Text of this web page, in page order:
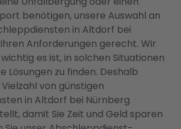
benötigen, unsere Auswahl an
in Altdorf bei
Anforderungen gerecht. Wir
es ist, in solchen Situationen
Lösungen zu finden. Deshalb
von günstigen
in Altdorf bei Nürnberg
damit Sie Zeit und Geld sparen